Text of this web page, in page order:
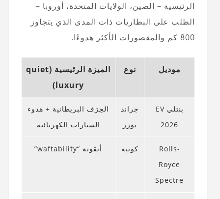
الرئيسية – الصين، الولايات المتحدة، أوروبا –
الطلب على البطاريات ذات المدى الذي يتجاوز
800 كم والمقصورات الأكثر هدوءًا.
موديل نوع
الميزة الرئيسية (quiet
luxury)
بنتلي EV
2026
جراند
تورر
الحِرَف البريطانية + هدوء
السيارات الكهربائية
Rolls-
Royce
Spectre
كوبيه أيقونة “waftability”